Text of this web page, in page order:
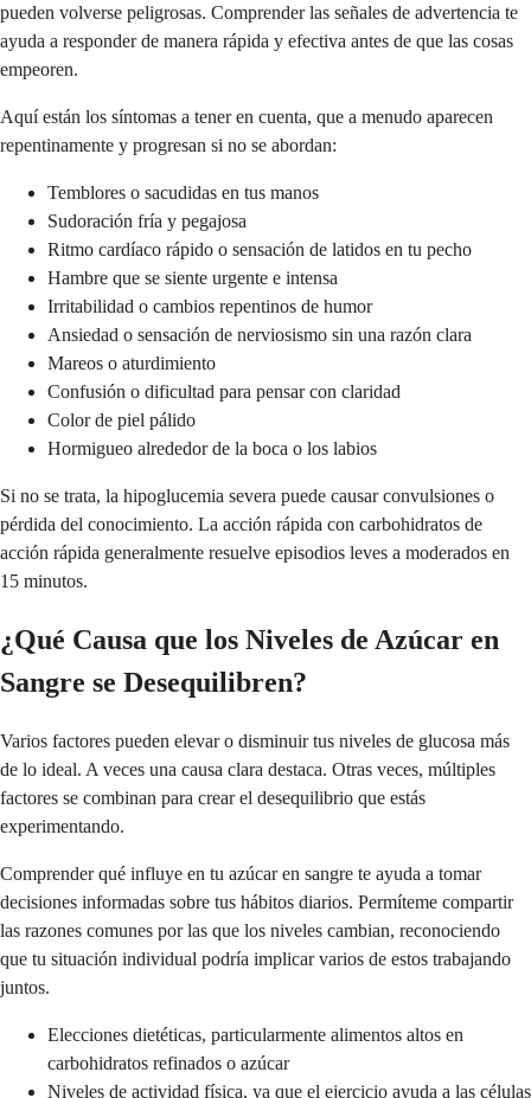
pueden volverse peligrosas. Comprender las señales de advertencia te
ayuda a responder de manera rápida y efectiva antes de que las cosas
empeoren.
Aquí están los síntomas a tener en cuenta, que a menudo aparecen
repentinamente y progresan si no se abordan:
Temblores o sacudidas en tus manos
Sudoración fría y pegajosa
Ritmo cardíaco rápido o sensación de latidos en tu pecho
Hambre que se siente urgente e intensa
Irritabilidad o cambios repentinos de humor
Ansiedad o sensación de nerviosismo sin una razón clara
Mareos o aturdimiento
Confusión o dificultad para pensar con claridad
Color de piel pálido
Hormigueo alrededor de la boca o los labios
Si no se trata, la hipoglucemia severa puede causar convulsiones o
pérdida del conocimiento. La acción rápida con carbohidratos de
acción rápida generalmente resuelve episodios leves a moderados en
15 minutos.
¿Qué Causa que los Niveles de Azúcar en
Sangre se Desequilibren?
Varios factores pueden elevar o disminuir tus niveles de glucosa más
de lo ideal. A veces una causa clara destaca. Otras veces, múltiples
factores se combinan para crear el desequilibrio que estás
experimentando.
Comprender qué influye en tu azúcar en sangre te ayuda a tomar
decisiones informadas sobre tus hábitos diarios. Permíteme compartir
las razones comunes por las que los niveles cambian, reconociendo
que tu situación individual podría implicar varios de estos trabajando
juntos.
Elecciones dietéticas, particularmente alimentos altos en
carbohidratos refinados o azúcar
Niveles de actividad física, ya que el ejercicio ayuda a las células